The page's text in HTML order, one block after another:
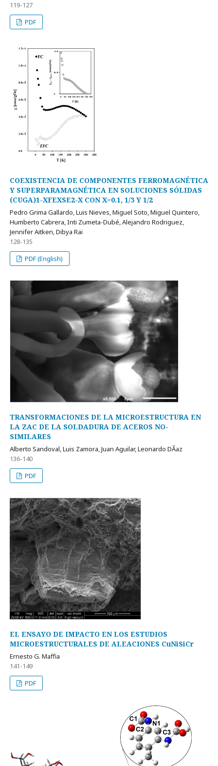
119-127
PDF
COEXISTENCIA DE COMPONENTES FERROMAGNÉTICA
Y SUPERPARAMAGNÉTICA EN SOLUCIONES SÓLIDAS
(CUGA)1-XFEXSE2-X CON X=0.1, 1/3 Y 1/2
Pedro Grima Gallardo, Luis Nieves, Miguel Soto, Miguel Quintero,
Humberto Cabrera, Inti Zumeta-Dubé, Alejandro Rodriguez,
Jennifer Aitken, Dibya Rai
128-135
PDF (English)
TRANSFORMACIONES DE LA MICROESTRUCTURA EN
LA ZAC DE LA SOLDADURA DE ACEROS NO-
SIMILARES
Alberto Sandoval, Luis Zamora, Juan Aguilar, Leonardo DÃ­az
136-140
PDF
EL ENSAYO DE IMPACTO EN LOS ESTUDIOS
MICROESTRUCTURALES DE ALEACIONES CuNiSiCr
Ernesto G. Maffia
141-149
PDF